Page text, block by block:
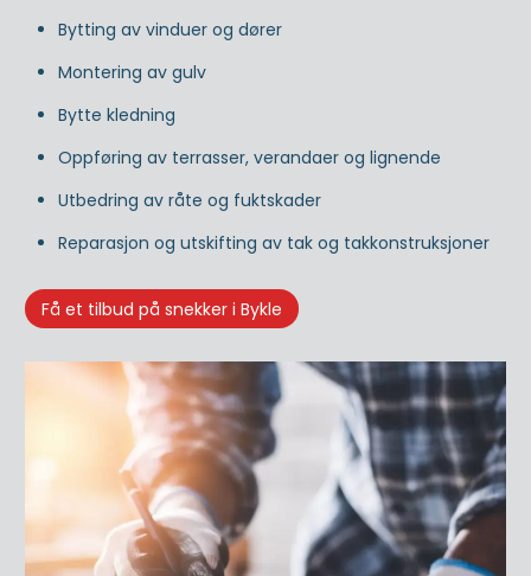
Bytting av vinduer og dører
Montering av gulv
Bytte kledning
Oppføring av terrasser, verandaer og lignende
Utbedring av råte og fuktskader
Reparasjon og utskifting av tak og takkonstruksjoner
Få et tilbud på snekker i Bykle